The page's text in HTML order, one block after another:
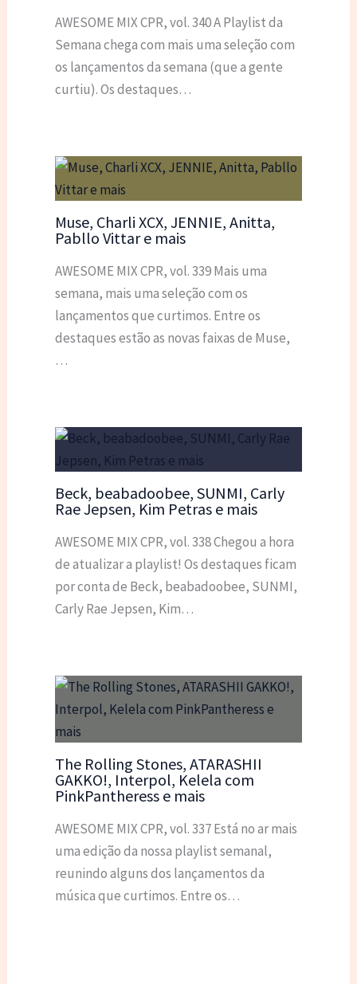
AWESOME MIX CPR, vol. 340 A Playlist da
Semana chega com mais uma seleção com
os lançamentos da semana (que a gente
curtiu). Os destaques…
Muse, Charli XCX, JENNIE, Anitta,
Pabllo Vittar e mais
AWESOME MIX CPR, vol. 339 Mais uma
semana, mais uma seleção com os
lançamentos que curtimos. Entre os
destaques estão as novas faixas de Muse,
…
Beck, beabadoobee, SUNMI, Carly
Rae Jepsen, Kim Petras e mais
AWESOME MIX CPR, vol. 338 Chegou a hora
de atualizar a playlist! Os destaques ficam
por conta de Beck, beabadoobee, SUNMI,
Carly Rae Jepsen, Kim…
The Rolling Stones, ATARASHII
GAKKO!, Interpol, Kelela com
PinkPantheress e mais
AWESOME MIX CPR, vol. 337 Está no ar mais
uma edição da nossa playlist semanal,
reunindo alguns dos lançamentos da
música que curtimos. Entre os…